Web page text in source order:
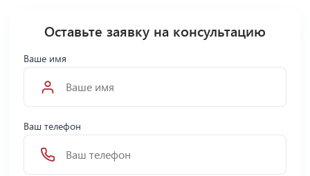
Оставьте заявку на консультацию
Ваше имя
Ваш телефон